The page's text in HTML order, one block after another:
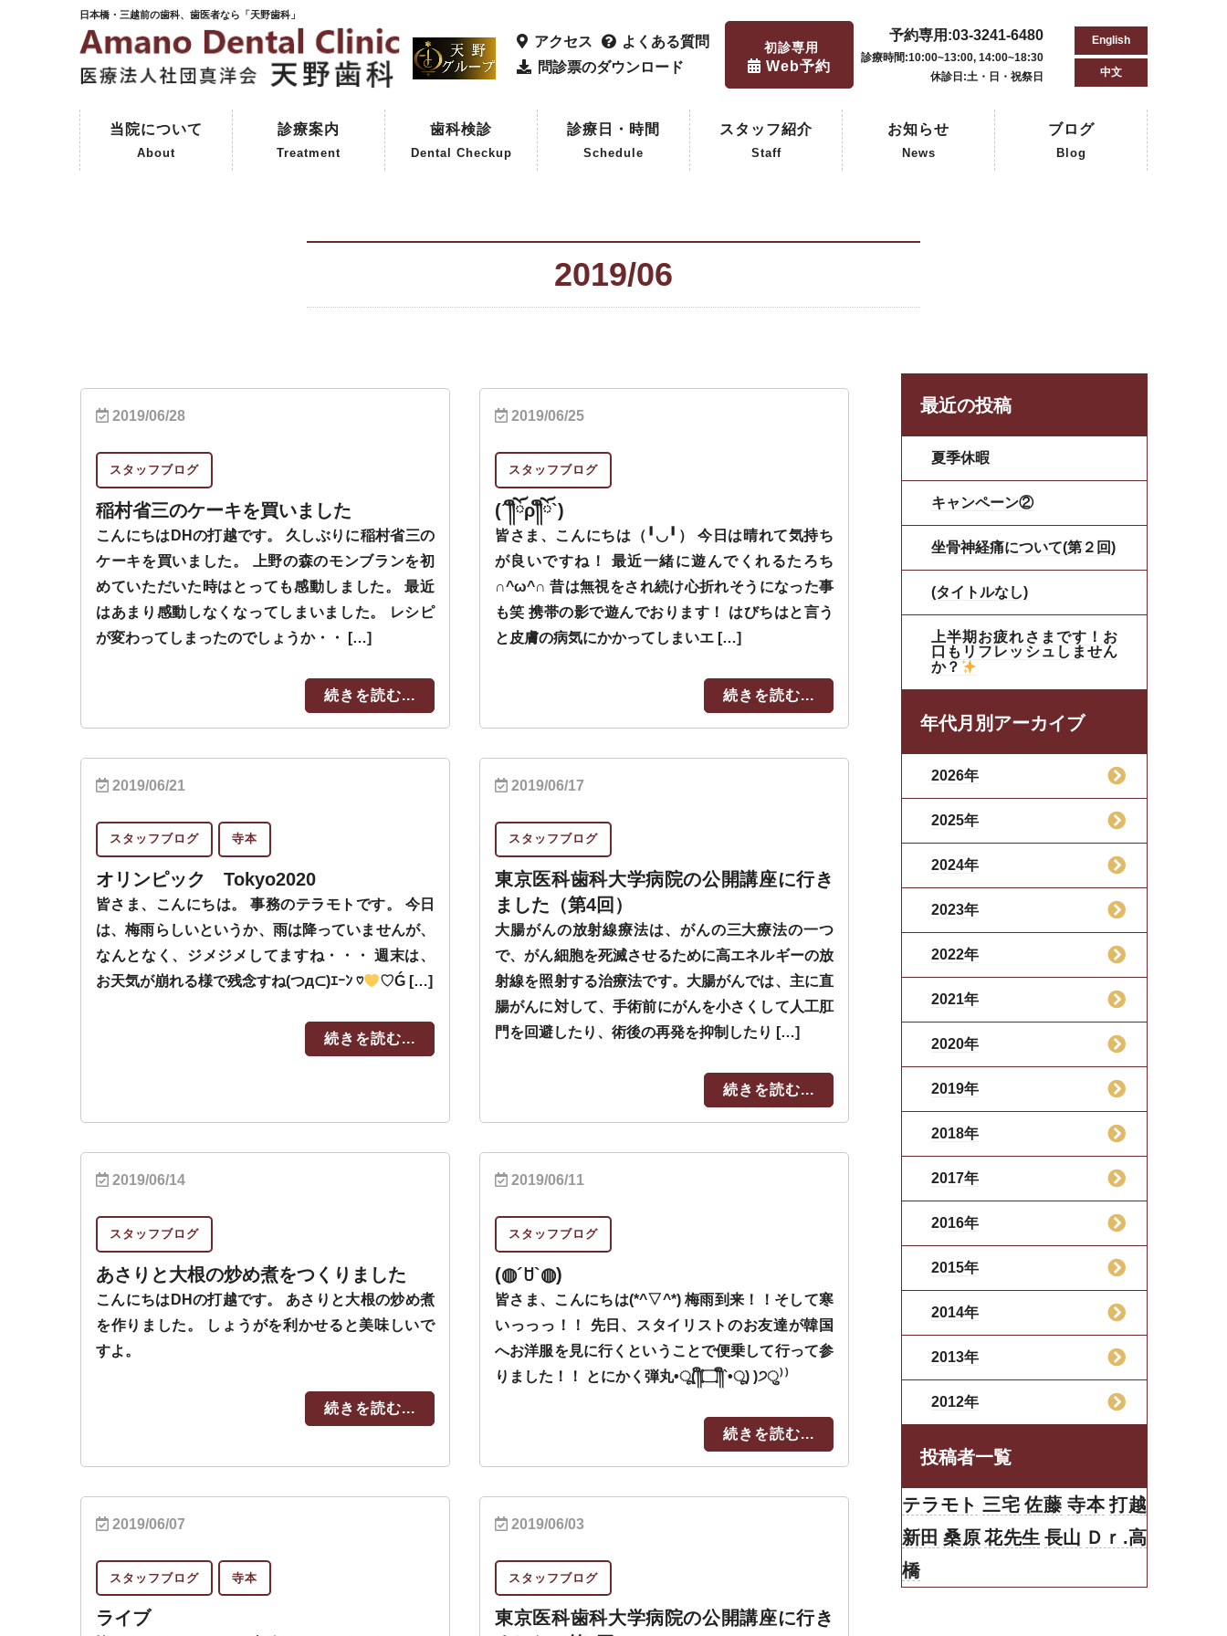
日本橋・三越前の歯科、歯医者なら「天野歯科」
アクセス
よくある質問
問診票のダウンロード
初診専用
Web予約
予約専用:03-3241-6480
診療時間:10:00~13:00, 14:00~18:30
休診日:土・日・祝祭日
English
中文
当院について
About
診療案内
Treatment
歯科検診
Dental Checkup
診療日・時間
Schedule
スタッフ紹介
Staff
お知らせ
News
ブログ
Blog
2019/06
2019/06/28
スタッフブログ
稲村省三のケーキを買いました
こんにちはDHの打越です。 久しぶりに稲村省三の
ケーキを買いました。 上野の森のモンブランを初
めていただいた時はとっても感動しました。 最近
はあまり感動しなくなってしまいました。 レシピ
が変わってしまったのでしょうか・・ […]
続きを読む...
2019/06/25
スタッフブログ
(´༎ຶོρ༎ຶོ`)
皆さま、こんにちは（╹◡╹） 今日は晴れて気持ち
が良いですね！ 最近一緒に遊んでくれるたろち
∩^ω^∩ 昔は無視をされ続け心折れそうになった事
も笑 携帯の影で遊んでおります！ はびちはと言う
と皮膚の病気にかかってしまいエ […]
続きを読む...
2019/06/21
スタッフブログ 寺本
オリンピック Tokyo2020
皆さま、こんにちは。 事務のテラモトです。 今日
は、梅雨らしいというか、雨は降っていませんが、
なんとなく、ジメジメしてますね・・・ 週末は、
お天気が崩れる様で残念すね(つд⊂)ｴｰﾝ ♡
♡Ǵ […]
続きを読む...
2019/06/17
スタッフブログ
東京医科歯科大学病院の公開講座に行き
ました（第4回）
大腸がんの放射線療法は、がんの三大療法の一つ
で、がん細胞を死滅させるために高エネルギーの放
射線を照射する治療法です。大腸がんでは、主に直
腸がんに対して、手術前にがんを小さくして人工肛
門を回避したり、術後の再発を抑制したり […]
続きを読む...
2019/06/14
スタッフブログ
あさりと大根の炒め煮をつくりました
こんにちはDHの打越です。 あさりと大根の炒め煮
を作りました。 しょうがを利かせると美味しいで
すよ。
続きを読む...
2019/06/11
スタッフブログ
(◍´ꇴ`◍)
皆さま、こんにちは(*^▽^*) 梅雨到来！！そして寒
いっっっ！！ 先日、スタイリストのお友達が韓国
へお洋服を見に行くということで便乗して行って参
りました！！ とにかく弾丸•ू(༎ຶ۝༎ຶ`•ू) )੭ु⁾⁾
続きを読む...
2019/06/07
スタッフブログ 寺本
ライブ
2019/06/03
スタッフブログ
東京医科歯科大学病院の公開講座に行き
最近の投稿
夏季休暇
キャンペーン②
坐骨神経痛について(第２回)
(タイトルなし)
上半期お疲れさまです！お
口もリフレッシュしません
か？
年代月別アーカイブ
2026年
2025年
2024年
2023年
2022年
2021年
2020年
2019年
2018年
2017年
2016年
2015年
2014年
2013年
2012年
投稿者一覧
テラモト 三宅 佐藤 寺本 打越
新田 桑原花先生 長山 Ｄｒ.高
橋